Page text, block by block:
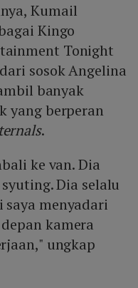
Kumail
Kingo
Tonight
sosok Angelina
banyak
yang berperan
.
ke van. Dia
Dia selalu
saya menyadari
kamera
ungkap